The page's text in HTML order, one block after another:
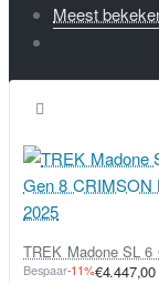
Meest
TREK Madone SL
Bespaar-11%€4.447,00